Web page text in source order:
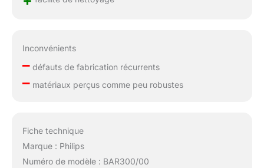
Inconvénients
–défauts de fabrication récurrents
–matériaux perçus comme peu robustes
Fiche technique
Marque : Philips
Numéro de modèle : BAR300/00